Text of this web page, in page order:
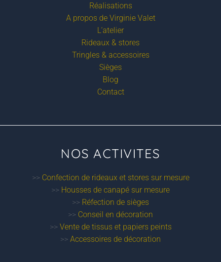
Réalisations
A propos de Virginie Valet
L’atelier
Rideaux & stores
Tringles & accessoires
Sièges
Blog
Contact
NOS ACTIVITES
>> Confection de rideaux et stores sur mesure
>> Housses de canapé sur mesure
>> Réfection de sièges
>> Conseil en décoration
>> Vente de tissus et papiers peints
>> Accessoires de décoration